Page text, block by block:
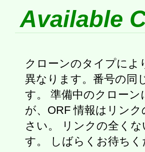
Available
クローンのタイプによ
異なります。番号の同
す。 準備中のクロー
が、ORF 情報はリン
さい。 リンクの全く
す。 しばらくお待ちく